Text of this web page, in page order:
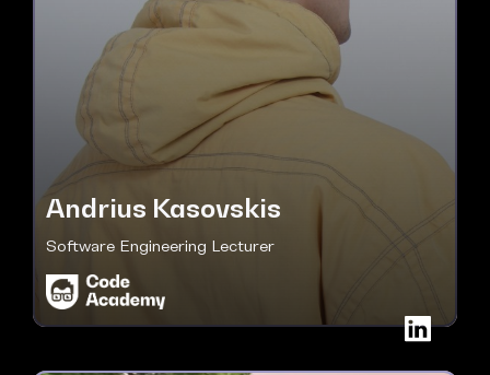
Andrius Kasovskis
Software Engineering Lecturer